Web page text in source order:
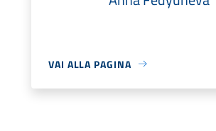
VAI ALLA PAGINA